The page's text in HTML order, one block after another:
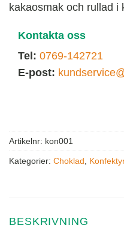
kakaosmak och rullad i
Kontakta oss
Tel: 0769-142721
E-post:
Artikelnr: kon001
Kategorier: Choklad
BESKRIVNING